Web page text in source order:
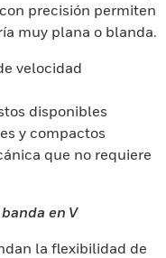
precisión permiten
muy plana o blanda.
velocidad
disponibles
y compactos
que no requiere
en V
la flexibilidad de